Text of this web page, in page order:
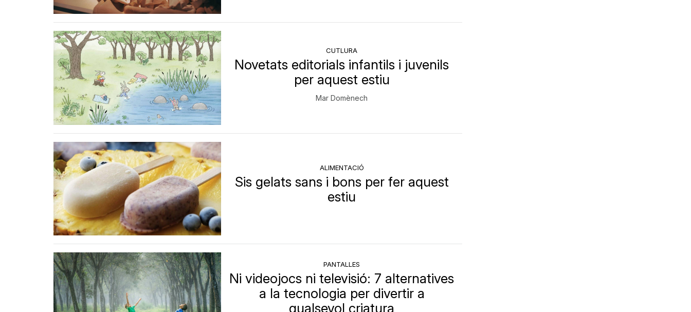
CUTLURA
Novetats editorials infantils i juvenils
per aquest estiu
Mar Domènech
ALIMENTACIÓ
Sis gelats sans i bons per fer aquest
estiu
PANTALLES
Ni videojocs ni televisió: 7 alternatives
a la tecnologia per divertir a
qualsevol criatura